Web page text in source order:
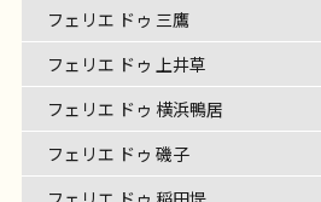
フェリエ ドゥ 三鷹
フェリエ ドゥ 上井草
フェリエ ドゥ 横浜鴨居
フェリエ ドゥ 磯子